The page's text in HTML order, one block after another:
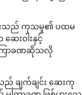
ားသည် ကုသမှု၏ ပထမ
းဝါးနှင့်
ကြာခဏဆိုသလို
ည် ချက်ချင်း ဆေးကု